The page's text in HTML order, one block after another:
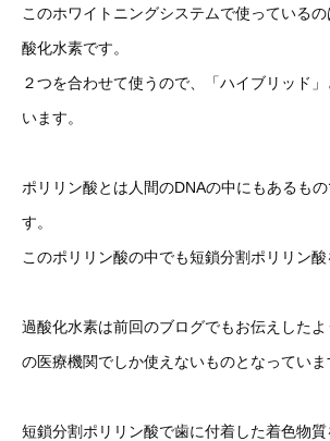
このホワイトニングシステムで使っている
酸化水素です。
２つを合わせて使うので、「ハイブリッド
います。
ポリリン酸とは人間のDNAの中にもあるも
す。
このポリリン酸の中でも短鎖分割ポリリン酸
過酸化水素は前回のブログでもお伝えした
の医療機関でしか使えないものとなっていま
短鎖分割ポリリン酸で歯に付着した着色物